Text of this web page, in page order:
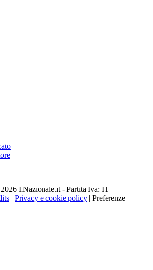
IlNazionale.it - Partita Iva: IT
| Privacy e cookie policy | Preferenze